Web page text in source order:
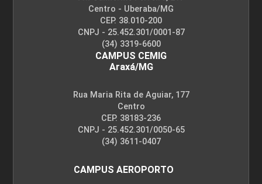
Centro - Uberaba/MG
CEP. 38.010-200
CNPJ - 25.452.301/0001-87
(34) 3319-6600
CAMPUS CEMIG
Araxá/MG
Rua Maria Rita de Aguiar, 177
Centro
CEP. 38183-236
CNPJ - 25.452.301/0050-65
(34) 3611-0407
CAMPUS AEROPORTO